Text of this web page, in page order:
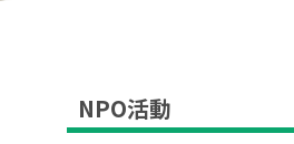
NPO活動